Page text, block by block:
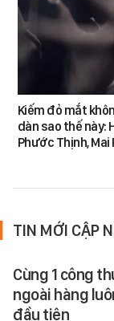
Kiếm đỏ mắt
dàn sao thế này:
Phước Thịnh,
TIN MỚI CẬP
Cùng 1 công
ngoài hàng
đầu tiên